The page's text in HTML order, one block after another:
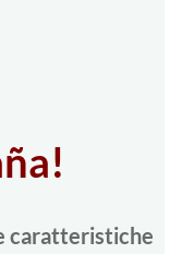
caratteristiche